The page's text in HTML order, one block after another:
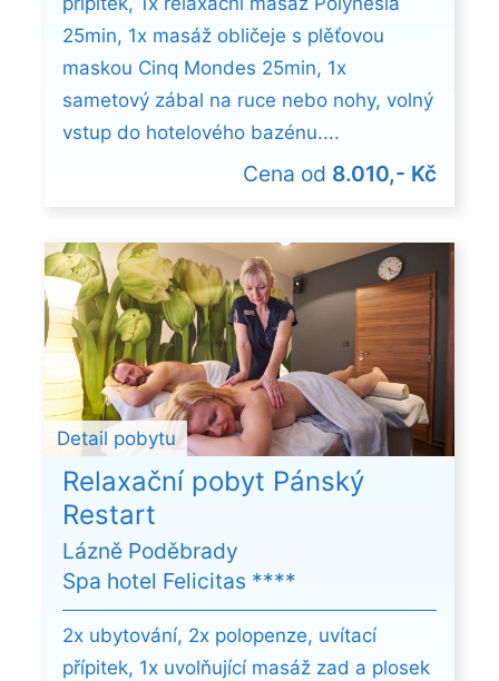
25min, 1x masáž obličeje s plěťovou
maskou Cinq Mondes 25min, 1x
sametový zábal na ruce nebo nohy, volný
vstup do hotelového bazénu....
Cena od 8.010,- Kč
Relaxační pobyt Pánský
Restart
Lázně Poděbrady
Spa hotel Felicitas ****
2x ubytování, 2x polopenze, uvítací
přípitek, 1x uvolňující masáž zad a plosek
Detail pobytu